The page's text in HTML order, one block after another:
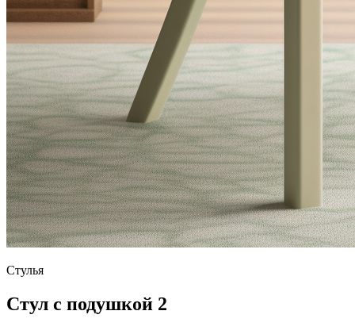
Стулья
Стул с подушкой 2